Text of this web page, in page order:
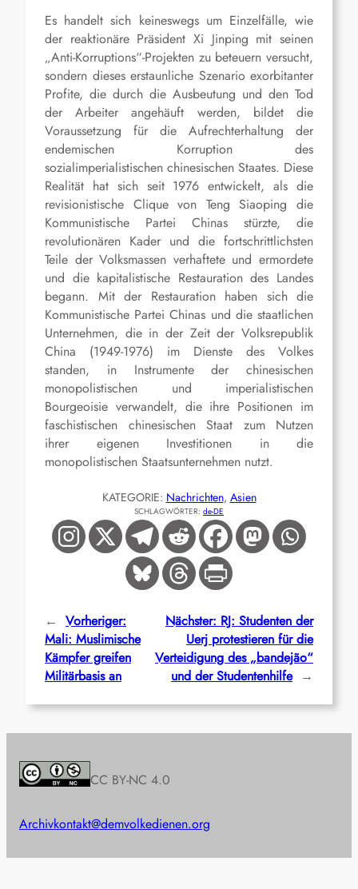
Es handelt sich keineswegs um Einzelfälle, wie
der reaktionäre Präsident Xi Jinping mit seinen
„Anti-Korruptions“-Projekten zu beteuern versucht,
sondern dieses erstaunliche Szenario exorbitanter
Profite, die durch die Ausbeutung und den Tod
der Arbeiter angehäuft werden, bildet die
Voraussetzung für die Aufrechterhaltung der
endemischen Korruption des
sozialimperialistischen chinesischen Staates. Diese
Realität hat sich seit 1976 entwickelt, als die
revisionistische Clique von Teng Siaoping die
Kommunistische Partei Chinas stürzte, die
revolutionären Kader und die fortschrittlichsten
Teile der Volksmassen verhaftete und ermordete
und die kapitalistische Restauration des Landes
begann. Mit der Restauration haben sich die
Kommunistische Partei Chinas und die staatlichen
Unternehmen, die in der Zeit der Volksrepublik
China (1949-1976) im Dienste des Volkes
standen, in Instrumente der chinesischen
monopolistischen und imperialistischen
Bourgeoisie verwandelt, die ihre Positionen im
faschistischen chinesischen Staat zum Nutzen
ihrer eigenen Investitionen in die
monopolistischen Staatsunternehmen nutzt.
KATEGORIE: Nachrichten, Asien
SCHLAGWÖRTER: de-DE
← Vorheriger:
Mali: Muslimische
Kämpfer greifen
Militärbasis an
Nächster: RJ: Studenten der
Uerj protestieren für die
Verteidigung des „bandejão“
und der Studentenhilfe →
CC BY-NC 4.0
Archivkontakt@demvolkedienen.org